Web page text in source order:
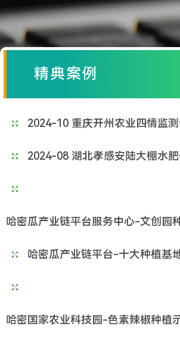
精典案例
2024-10 重庆开州农业四情监
2024-08 湖北孝感安陆大棚水肥
哈密瓜产业链平台服务中心-文创园
哈密瓜产业链平台-十大种植基
哈密国家农业科技园-色素辣椒种植